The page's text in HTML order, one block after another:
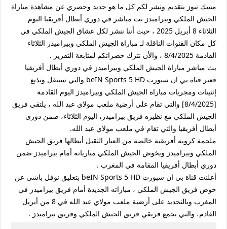
مسك نيوز بتقديم ونشر لكم كل ما هو جديد وحصري عن مشاهدة مباراة
الجيش الملكي وبيراميدز بث مباشر في دوري أبطال أفريقيا اليوم
الثلاثاء 8 أبريل 2025 ، حيث أننا ننشر لكل عشاق الجيش الملكي في
كل مكان القنوات الناقلة لـ مباراة الجيش الملكي وبيراميدز الثلاثاء
القادمة 8/4/2025 ، والأن نترك حضراتكم لمتابعة التقرير .
بث مباشر مباراة الجيش الملكي وبيراميدز في دوري أبطال أفريقيا
فعبر قناة بي ان سبورت beIN Sports 5 HD والتي ستنقل وتذيع
إثنيناث ومجريات مباراة الجيش الملكي وبيراميدز اليوم القادمة
[8/4/2025] والتي تقام على أرضية ملعب مولاي عبد الله ، يلتقي فريق
الجيش الملكي مع نظيره فريق بيراميدز، اليوم الثلاثاء، ضمن دوري
أبطال أفريقيا والتي تقام في ملعب مولاي عبد الله.
ملحمة كروية أفريقية خالصة من العيار الثقيل أبطالها فريق الجيش
الملكي وبيراميدز ويخوض الجيش الملكي مبارياته أمام بيراميدز ضمن
دوري أبطال أفريقيا المقامة في المغرب .
أعلنت قناة بي ان سبورت beIN Sports 5 HD بتعليق نوفل باشي عن
خوض فريق الجيش الملكي ، مباراته الجديدة أمام فريق بيراميدز في
المغرب وبالتحديد على أرضية ملعب مولاي عبد الله في 8 من أبريل
القادم، والتي تجمع فريقي فريق الجيش الملكي وفريق بيراميدز .